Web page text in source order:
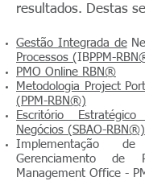
resultados. Destas
Gestão Integrada de
Processos (IBPPM-
PMO Online RBN®
Metodologia Project
(PPM-RBN®)
Escritório
Negócios (SBAO-RBN®)
Implementação
Gerenciamento de
Management Office -